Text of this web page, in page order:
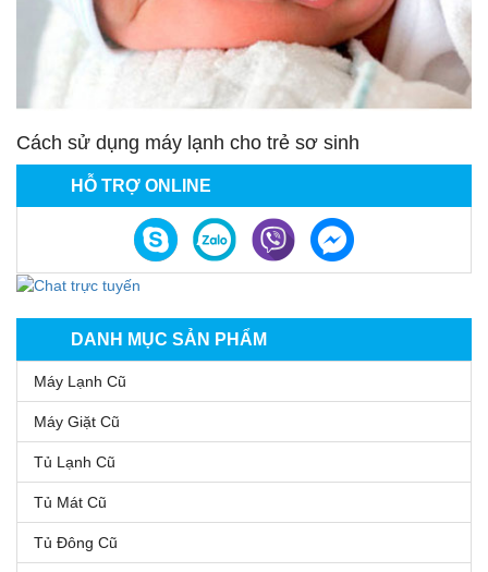
HỖ TRỢ ONLINE
DANH MỤC SẢN PHẨM
Máy Lạnh Cũ
Máy Giặt Cũ
Tủ Lạnh Cũ
Tủ Mát Cũ
Tủ Đông Cũ
Cách sử dụng máy lạnh cho trẻ sơ sinh